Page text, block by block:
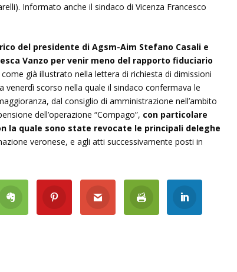
Informato anche il sindaco di Vicenza Francesco
del presidente di Agsm-Aim Stefano Casali e
Vanzo per venir meno del rapporto fiduciario
già illustrato nella lettera di richiesta di dimissioni
scorso nella quale il sindaco confermava le
dal consiglio di amministrazione nell’ambito
dell’operazione “Compago”, con particolare
la quale sono state revocate le principali deleghe
veronese, e agli atti successivamente posti in